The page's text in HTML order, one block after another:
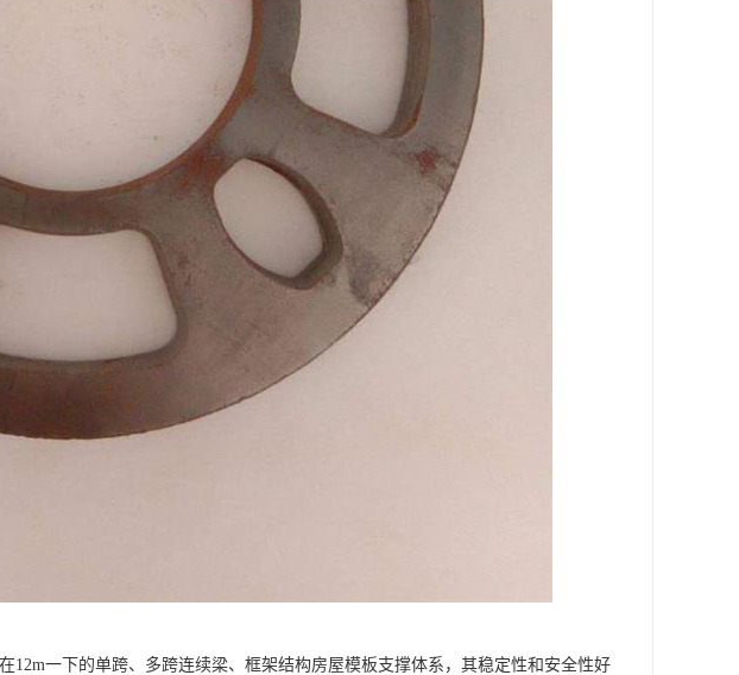
12m一下的单跨、多跨连续梁、框架结构房屋模板支撑体系，其稳定性和安全性好